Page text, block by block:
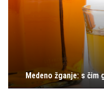
Medeno žganje: s čim